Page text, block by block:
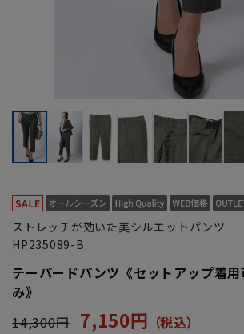
ストレッチが効いた美シルエットパンツ
HP235089-B
テーパードパンツ《セットアップ着
み》
14,300円
7,150円